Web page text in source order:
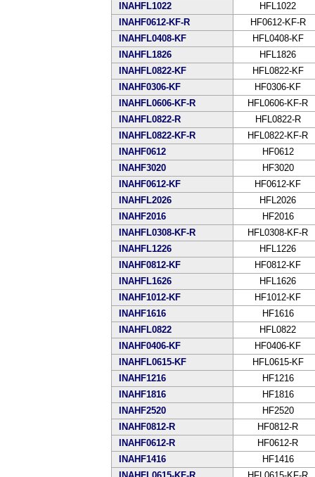
INAHFL1022
HFL1022
INAHF0612-KF-R
HF0612-KF-R
INAHFL0408-KF
HFL0408-KF
INAHFL1826
HFL1826
INAHFL0822-KF
HFL0822-KF
INAHF0306-KF
HF0306-KF
INAHFL0606-KF-R
HFL0606-KF-R
INAHFL0822-R
HFL0822-R
INAHFL0822-KF-R
HFL0822-KF-R
INAHF0612
HF0612
INAHF3020
HF3020
INAHF0612-KF
HF0612-KF
INAHFL2026
HFL2026
INAHF2016
HF2016
INAHFL0308-KF-R
HFL0308-KF-R
INAHFL1226
HFL1226
INAHF0812-KF
HF0812-KF
INAHFL1626
HFL1626
INAHF1012-KF
HF1012-KF
INAHF1616
HF1616
INAHFL0822
HFL0822
INAHF0406-KF
HF0406-KF
INAHFL0615-KF
HFL0615-KF
INAHF1216
HF1216
INAHF1816
HF1816
INAHF2520
HF2520
INAHF0812-R
HF0812-R
INAHF0612-R
HF0612-R
INAHF1416
HF1416